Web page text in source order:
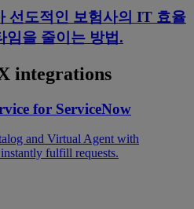
선도적인 보험사의 IT 효율
임을 줄이는 방법.
integrations
for ServiceNow
and Virtual Agent with
fulfill requests.